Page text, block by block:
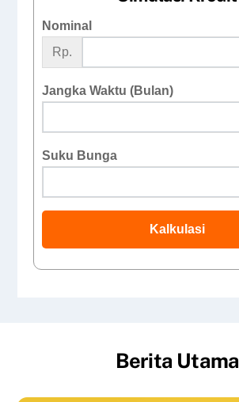
Nominal
Rp.
Jangka Waktu (Bulan)
Suku Bunga
Kalkulasi
Berita Utama